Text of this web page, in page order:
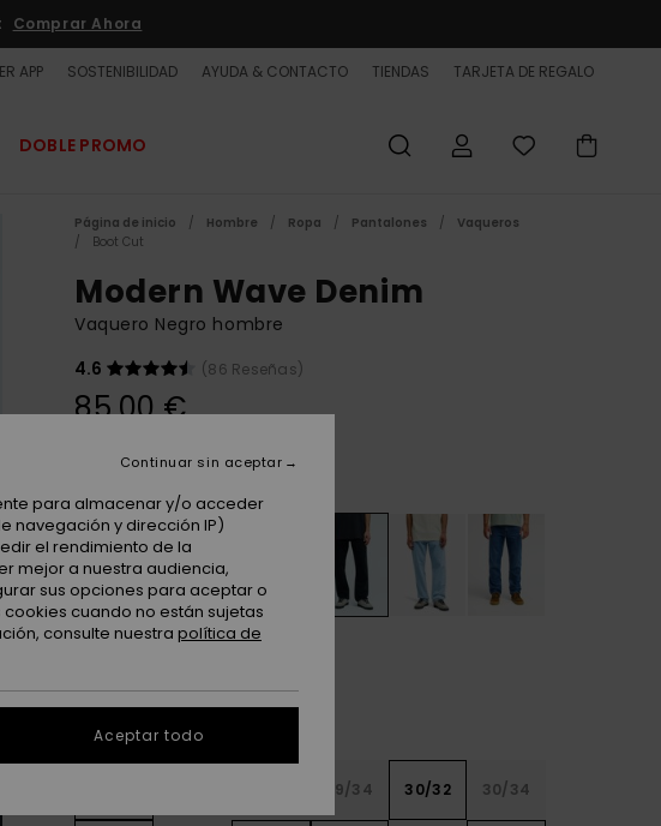
Comprar Ahora
APP SOSTENIBILIDAD AYUDA & CONTACTO TIENDAS TARJETA DE REGALO
DOBLE PROMO
Página de inicio Hombre Ropa Pantalones
Vaqueros
Boot Cut
Modern Wave Denim
Vaquero Negro hombre
4.6
(86 Reseñas)
85,00 €
29/34 30/32 30/34
para almacenar y/o acceder
navegación y dirección IP)
el rendimiento de la
mejor a nuestra audiencia,
sus opciones para aceptar o
cuando no están sujetas
consulte nuestra política de
Continuar sin aceptar
Aceptar todo